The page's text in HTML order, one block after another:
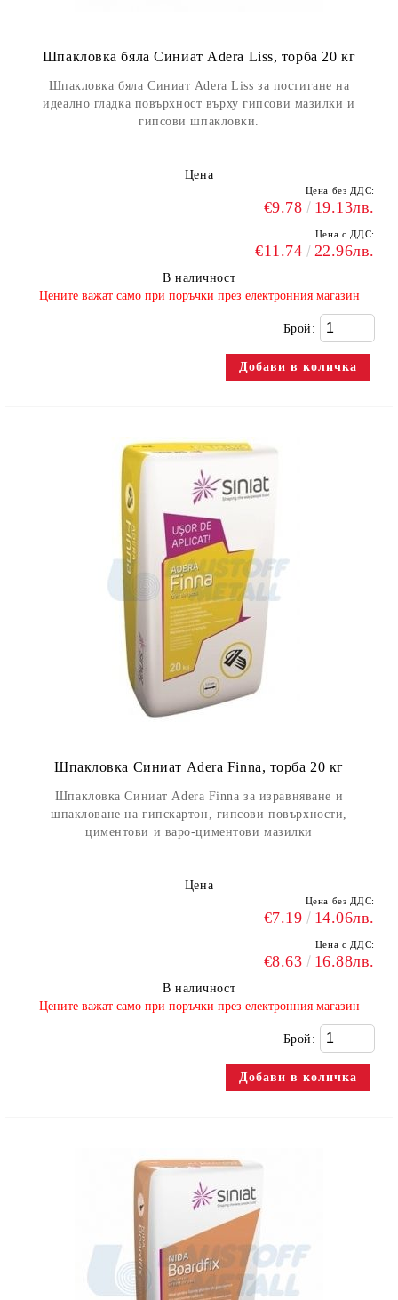
Шпакловка бяла Синиат Adera Liss, торба 20 кг
Шпакловка бяла Синиат Adera Liss за постигане на
идеално гладка повърхност върху гипсови мазилки и
гипсови шпакловки.
Цена
Цена без ДДС:
€9.78 19.13лв.
Цена с ДДС:
€11.74 22.96лв.
В наличност
​Цените важат само при поръчки през електронния магазин
Брой:
Шпакловка Синиат Adera Finna, торба 20 кг
Шпакловка Синиат Adera Finna за изравняване и
шпакловане на гипскартон, гипсови повърхности,
циментови и варо-циментови мазилки
Цена
Цена без ДДС:
€7.19 14.06лв.
Цена с ДДС:
€8.63 16.88лв.
В наличност
​Цените важат само при поръчки през електронния магазин
Брой: